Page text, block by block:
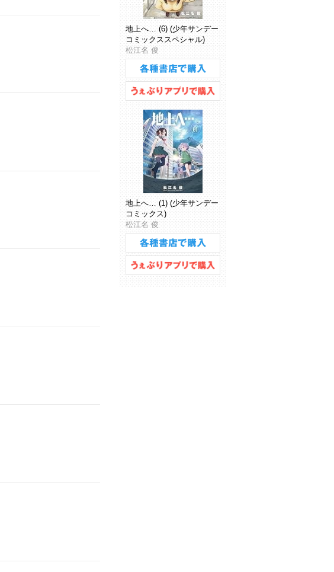
地上へ… (6) (少年サンデー
コミックススペシャル)
松江名 俊
地上へ… (1) (少年サンデー
コミックス)
松江名 俊